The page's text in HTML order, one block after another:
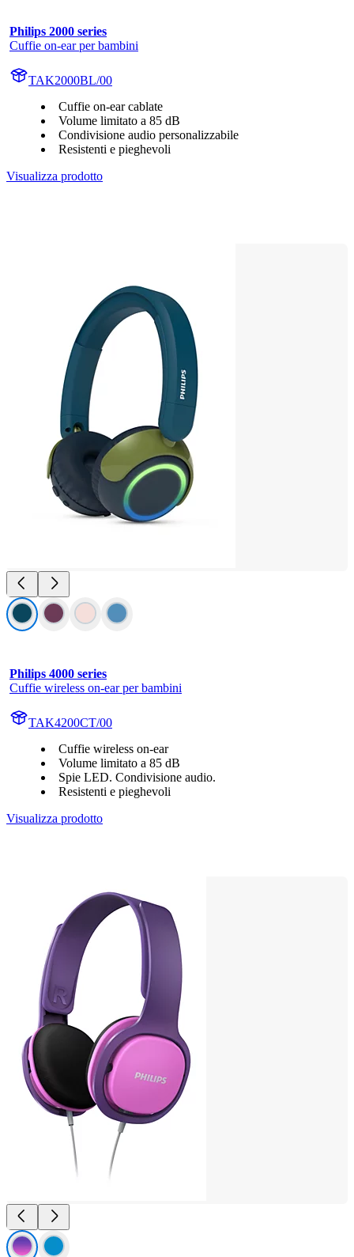
Philips 2000 series
Cuffie on-ear per bambini
TAK2000BL/00
Cuffie on-ear cablate
Volume limitato a 85 dB
Condivisione audio personalizzabile
Resistenti e pieghevoli
Visualizza prodotto
Philips 4000 series
Cuffie wireless on-ear per bambini
TAK4200CT/00
Cuffie wireless on-ear
Volume limitato a 85 dB
Spie LED. Condivisione audio.
Resistenti e pieghevoli
Visualizza prodotto